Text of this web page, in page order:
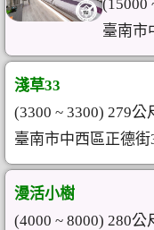
(15000
臺南市
淺草33
(3300 ~ 3300) 279公
臺南市中西區正德街
漫活小樹
(4000 ~ 8000) 280公